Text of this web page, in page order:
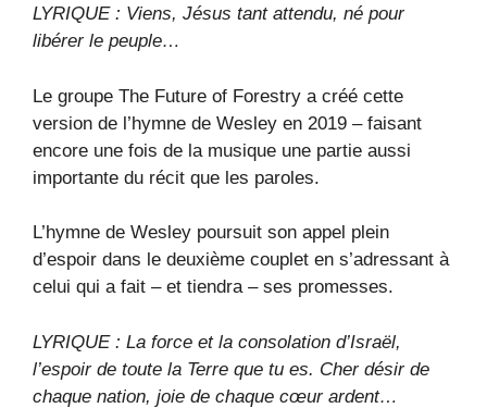
LYRIQUE : Viens, Jésus tant attendu, né pour
libérer le peuple…
Le groupe The Future of Forestry a créé cette
version de l’hymne de Wesley en 2019 – faisant
encore une fois de la musique une partie aussi
importante du récit que les paroles.
L’hymne de Wesley poursuit son appel plein
d’espoir dans le deuxième couplet en s’adressant à
celui qui a fait – et tiendra – ses promesses.
LYRIQUE : La force et la consolation d’Israël,
l’espoir de toute la Terre que tu es. Cher désir de
chaque nation, joie de chaque cœur ardent…